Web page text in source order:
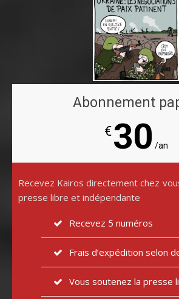
Abonnement
€30 /an
Recevez Kairos directement chez
presse libre et indépendante
Recevez 5 numéros
Frais d’expédition selon
Vous soutenez la presse